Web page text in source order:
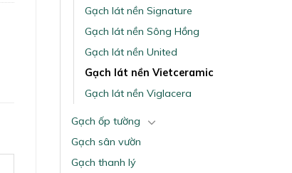
Gạch lát nền Signature
Gạch lát nền Sông Hồng
Gạch lát nền United
Gạch lát nền Vietceramic
Gạch lát nền Viglacera
Gạch ốp tường
Gạch sân vườn
Gạch thanh lý